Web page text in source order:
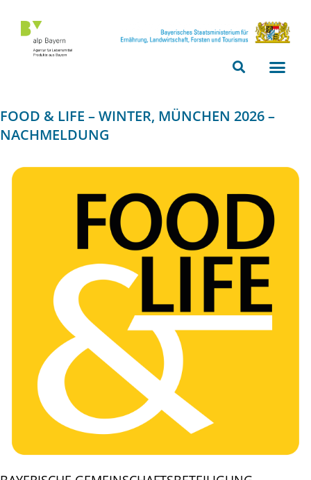
beachten
ein
Zugänglichkeitssystem
FOOD & LIFE – WINTER, MÜNCHEN 2026 –
NACHMELDUNG